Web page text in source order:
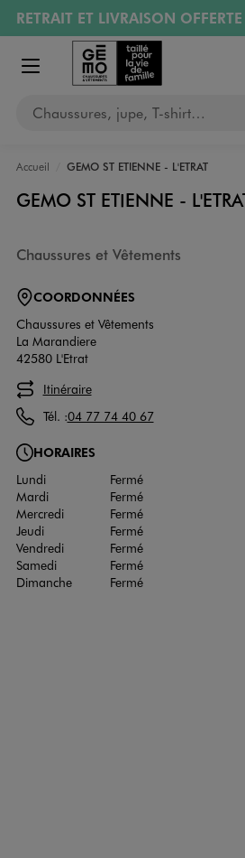
Aller au contenu principal
Aller à la navigation
RETRAIT ET LIVRAISON OFFERTE
Retours OFFERTSpendant 30 jours
PAYEZ EN 3x SANS FRAIS
RÉSERVATION GRATUITE
Afficher le menu
Chaussures, jupe, T-shirt…
Accueil GEMO ST ETIENNE - L'ETRAT
GEMO ST ETIENNE -
Chaussures et Vêtements
COORDONNÉES
Chaussures et Vêtements
La Marandiere
42580 L'Etrat
Itinéraire
Tél. :04 77 74 40 67
HORAIRES
Lundi
Fermé
Mardi
Fermé
Mercredi
Fermé
Jeudi
Fermé
Vendredi
Fermé
Samedi
Fermé
Dimanche
Fermé